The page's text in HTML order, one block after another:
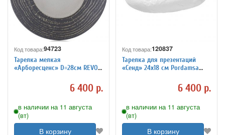
Код товара:94723
Тарелка мелкая
«Арборесценс» D=28см REVOL
6 400 р.
в наличии на 11 августа
(вт)
В корзину
Код товара:120837
Тарелка для презентаций
«Сенд» 24х18 см Pordamsa
6 400 р.
в наличии на 11 августа
(вт)
В корзину